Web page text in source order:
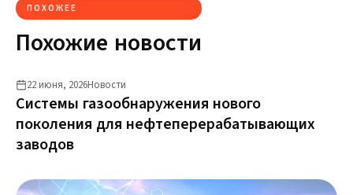
ПОХОЖЕЕ
Похожие новости
22 июня, 2026Новости
Системы газообнаружения нового
поколения для нефтеперерабатывающих
заводов